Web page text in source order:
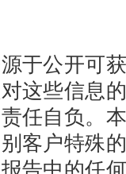
公开可获
这些信息
任自负。
客户特殊